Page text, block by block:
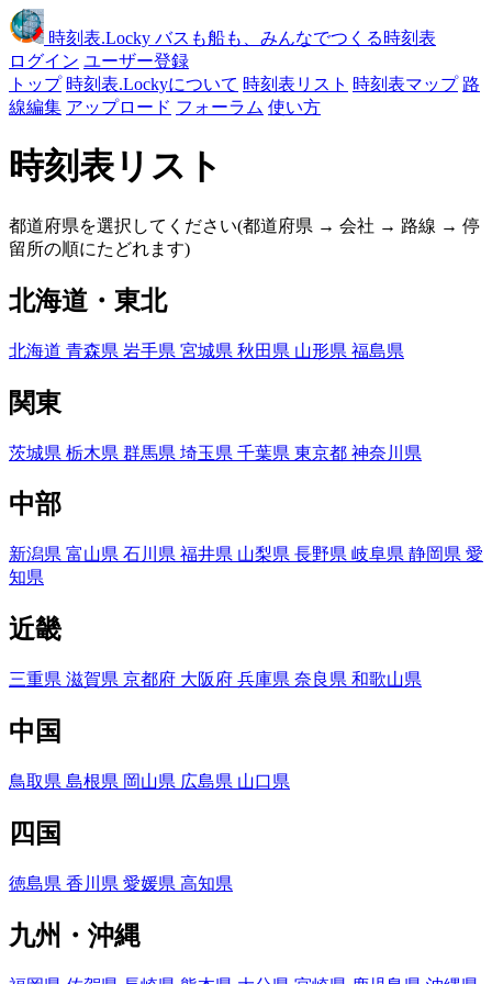
時刻表.Locky バスも船も、みんなでつくる時刻表
ログイン ユーザー登録
トップ 時刻表.Lockyについて 時刻表リスト 時刻表マップ 路
線編集 アップロード フォーラム 使い方
時刻表リスト
都道府県を選択してください(都道府県 → 会社 → 路線 → 停
留所の順にたどれます)
北海道・東北
北海道 青森県 岩手県 宮城県 秋田県 山形県 福島県
関東
茨城県 栃木県 群馬県 埼玉県 千葉県 東京都 神奈川県
中部
新潟県 富山県 石川県 福井県 山梨県 長野県 岐阜県 静岡県 愛
知県
近畿
三重県 滋賀県 京都府 大阪府 兵庫県 奈良県 和歌山県
中国
鳥取県 島根県 岡山県 広島県 山口県
四国
徳島県 香川県 愛媛県 高知県
九州・沖縄